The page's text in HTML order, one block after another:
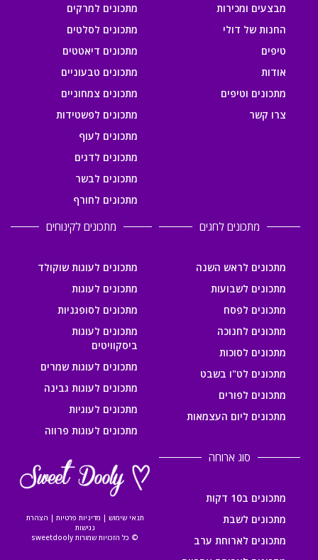
מבצעים ומכירות
החנות של דולי
טיפים
אודות
מתכונים וטיפים
צרו קשר
מתכונים למרקים
מתכונים לסלטים
מתכונים דיאטטים
מתכונים טבעוניים
מתכונים צמחוניים
מתכונים לפשטידות
מתכונים לעוף
מתכונים לדגים
מתכונים לבשר
מתכונים לחורף
מתכונים לחגים
מתכונים לראש השנה
מתכונים לשבועות
מתכונים לפסח
מתכונים לחנוכה
מתכונים לסוכות
מתכונים לט"ו בשבט
מתכונים לפורים
מתכונים ליום העצמאות
מתכונים לקינוחים
מתכונים לעוגות שוקולד
מתכונים לעוגות
מתכונים לסופגניות
מתכונים לעוגות
ביסקוויטים
מתכונים לעוגות שמרים
מתכונים לעוגות גבינה
מתכונים לעוגיות
מתכונים לעוגות פרווה
סוג ארוחה
מתכונים ב10 דקות
מתכונים לשבת
מתכונים לארוחת ערב
תנאי שימוש | מדיניות פרטיות | הצהרת
נגישות
© כל הזכויות שמורות sweetdooly